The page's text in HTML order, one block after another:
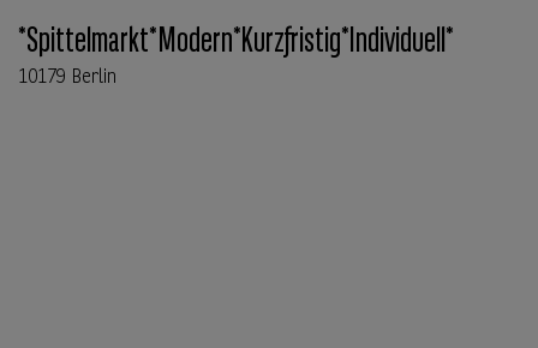
*Spittelmarkt*Modern*Kurzfristig*Individuell*
10179 Berlin